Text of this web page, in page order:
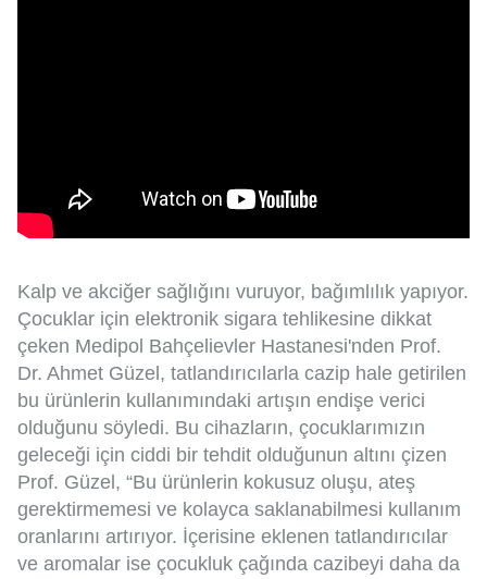
Kalp ve akciğer sağlığını vuruyor, bağımlılık yapıyor.
Çocuklar için elektronik sigara tehlikesine dikkat
çeken Medipol Bahçelievler Hastanesi'nden Prof.
Dr. Ahmet Güzel, tatlandırıcılarla cazip hale getirilen
bu ürünlerin kullanımındaki artışın endişe verici
olduğunu söyledi. Bu cihazların, çocuklarımızın
geleceği için ciddi bir tehdit olduğunun altını çizen
Prof. Güzel, “Bu ürünlerin kokusuz oluşu, ateş
gerektirmemesi ve kolayca saklanabilmesi kullanım
oranlarını artırıyor. İçerisine eklenen tatlandırıcılar
ve aromalar ise çocukluk çağında cazibeyi daha da